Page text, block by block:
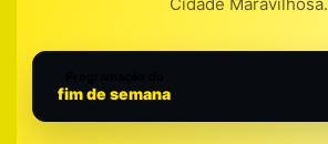
fim de semana